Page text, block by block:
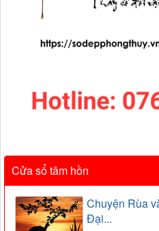
Cửa sổ tâm hồn
Chuyện Rùa
Đại...